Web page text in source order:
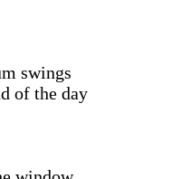
swings
of the day